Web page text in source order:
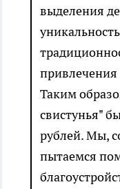
выделения
Таким
свистунья"
рублей. Мы,
пытаемся